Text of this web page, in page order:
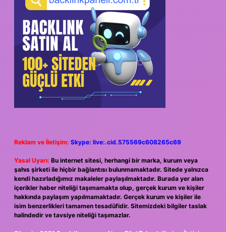
Reklam ve İletişim: Skype: live:.cid.575569c608265c69
Yasal Uyarı: Bu internet sitesi, herhangi bir marka, kurum veya
şahıs şirketi ile hiçbir bağlantısı bulunmamaktadır. Sitede yalnızca
kendi hazırladığımız makaleler paylaşılmaktadır. Burada yer alan
içerikler haber niteliği taşımamakta olup, gerçek kurum ve kişiler
hakkında paylaşım yapılmamaktadır. Gerçek kurum ve kişiler ile
isim benzerlikleri tamamen tesadüfidir. Sitemizdeki bilgiler taslak
halindedir ve tavsiye niteliği taşımazlar.